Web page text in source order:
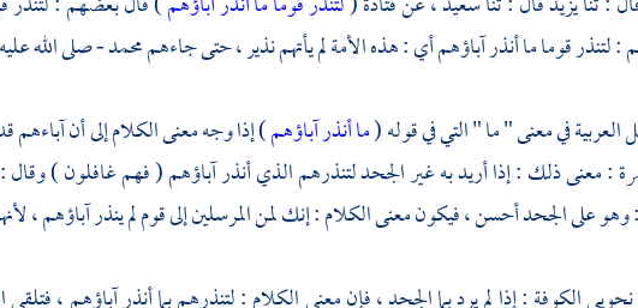
لتنذر قوما ما أنذر آباؤهم أي : هذه الأمة لم يأتهم نذير ، حتى جاءهممحمد- صلى الله
في معنى " ما " التي في قوله (ما أنذر آباؤهم) إذا وجه معنى الكلام إلى أن آباءهم
: معنى ذلك : إذا أريد به غير الجحد لتنذرهم الذي أنذر آباؤهم ( فهم غافلون ) وقال :
على الجحد أحسن ، فيكون معنى الكلام : إنك لمن المرسلين إلى قوم لم ينذر آباؤهم ،